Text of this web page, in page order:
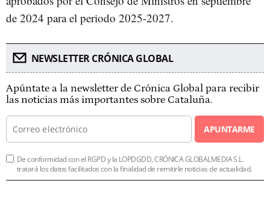
de 2024 para el periodo 2025-2027.
NEWSLETTER CRÓNICA GLOBAL
Apúntate a la newsletter de Crónica Global para recibir
las noticias más importantes sobre Cataluña.
APUNTARME
De conformidad con el RGPD y la LOPDGDD, CRÓNICA GLOBALMEDIA S.L.
tratará los datos facilitados con la finalidad de remitirle noticias de actualidad.